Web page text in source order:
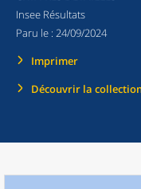
Insee Résultats
Paru le : 24/09/2024
Imprimer
Découvrir la